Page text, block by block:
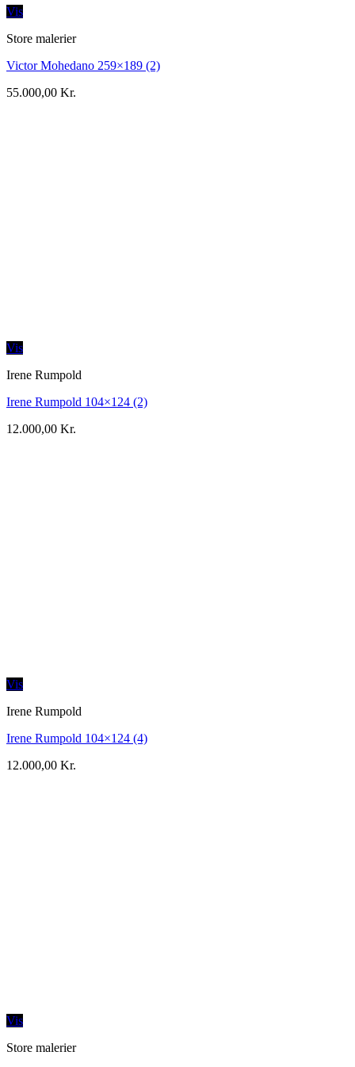
Vis
Store malerier
Victor Mohedano 259×189 (2)
55.000,00 Kr.
Vis
Irene Rumpold
Irene Rumpold 104×124 (2)
12.000,00 Kr.
Vis
Irene Rumpold
Irene Rumpold 104×124 (4)
12.000,00 Kr.
Vis
Store malerier